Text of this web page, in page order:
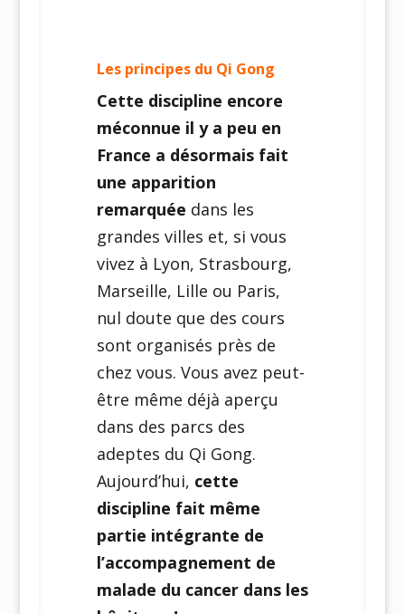
Les principes du Qi Gong
Cette discipline encore
méconnue il y a peu en
France a désormais fait
une apparition
remarquée dans les
grandes villes et, si vous
vivez à Lyon, Strasbourg,
Marseille, Lille ou Paris,
nul doute que des cours
sont organisés près de
chez vous. Vous avez peut-
être même déjà aperçu
dans des parcs des
adeptes du Qi Gong.
Aujourd’hui, cette
discipline fait même
partie intégrante de
l’accompagnement de
malade du cancer dans les